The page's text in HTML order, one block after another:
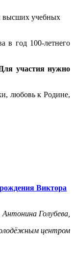
высших учебных
в год 100-летнего
Для участия нужно
любовь к Родине,
Виктора
Антонина Голубева,
центром